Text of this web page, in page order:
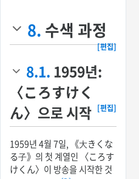
8. 수색 과정
[편집]
8.1. 1959년:
〈ころすけく
ん〉으로 시작 [편집]
1959년 4월 7일, 《大きくな
る子》의 첫 계열인 〈ころす
けくん〉이 방송을 시작한 것